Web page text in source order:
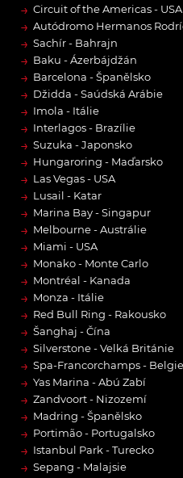
→ Circuit of the Americas - USA
→ Autódromo Hermanos
→ Sachír - Bahrajn
→ Baku - Ázerbájdžán
→ Barcelona - Španělsko
→ Džidda - Saúdská Arábie
→ Imola - Itálie
→ Interlagos - Brazílie
→ Suzuka - Japonsko
→ Hungaroring - Maďarsko
→ Las Vegas - USA
→ Lusail - Katar
→ Marina Bay - Singapur
→ Melbourne - Austrálie
→ Miami - USA
→ Monako - Monte Carlo
→ Montréal - Kanada
→ Monza - Itálie
→ Red Bull Ring - Rakousko
→ Šanghaj - Čína
→ Silverstone - Velká Británie
→ Spa-Francorchamps - Belgie
→ Yas Marina - Abú Zabí
→ Zandvoort - Nizozemí
→ Madring - Španělsko
→ Portimão - Portugalsko
→ Istanbul Park - Turecko
→ Sepang - Malajsie